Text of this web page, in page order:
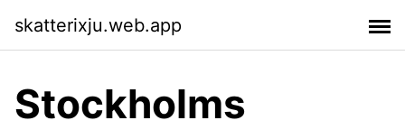
skatterixju.web.app
Stockholms